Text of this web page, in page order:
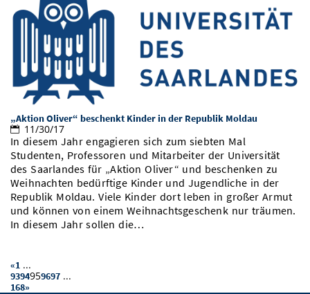
„Aktion Oliver“ beschenkt Kinder in der Republik Moldau
11/30/17
In diesem Jahr engagieren sich zum siebten Mal
Studenten, Professoren und Mitarbeiter der Universität
des Saarlandes für „Aktion Oliver“ und beschenken zu
Weihnachten bedürftige Kinder und Jugendliche in der
Republik Moldau. Viele Kinder dort leben in großer Armut
und können von einem Weihnachtsgeschenk nur träumen.
In diesem Jahr sollen die…
«1 ...
9394959697 ...
168»